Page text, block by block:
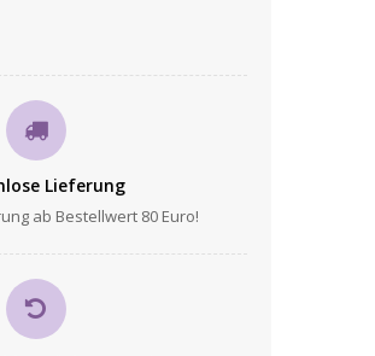
Lieferung
ab Bestellwert 80 Euro!